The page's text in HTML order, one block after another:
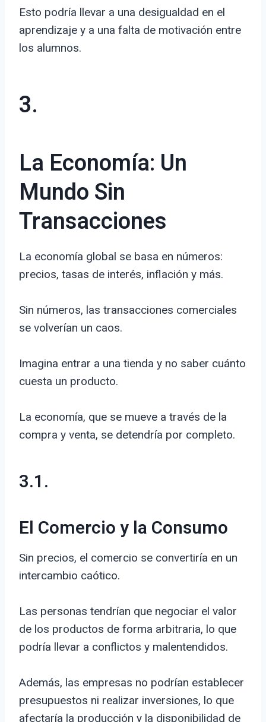
Esto podría llevar a una desigualdad en el
aprendizaje y a una falta de motivación entre
los alumnos.
3.
La Economía: Un
Mundo Sin
Transacciones
La economía global se basa en números:
precios, tasas de interés, inflación y más.
Sin números, las transacciones comerciales
se volverían un caos.
Imagina entrar a una tienda y no saber cuánto
cuesta un producto.
La economía, que se mueve a través de la
compra y venta, se detendría por completo.
3.1.
El Comercio y la Consumo
Sin precios, el comercio se convertiría en un
intercambio caótico.
Las personas tendrían que negociar el valor
de los productos de forma arbitraria, lo que
podría llevar a conflictos y malentendidos.
Además, las empresas no podrían establecer
presupuestos ni realizar inversiones, lo que
afectaría la producción y la disponibilidad de